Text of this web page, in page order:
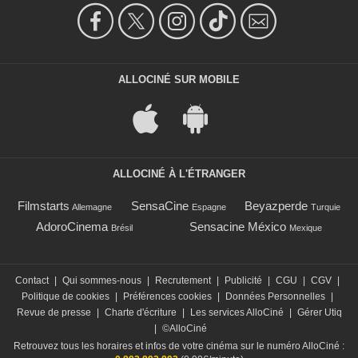
ALLOCINÉ SUR MOBILE
ALLOCINÉ À L'ÉTRANGER
Filmstarts Allemagne SensaCine Espagne Beyazperde Turquie
AdoroCinema Brésil Sensacine México Mexique
Contact Qui sommes-nous Recrutement Publicité CGU CGV
Politique de cookies
Préférences cookies Données Personnelles
Revue de presse
Charte d'écriture Les services AlloCiné
Gérer Utiq
©AlloCiné
Retrouvez tous les horaires et infos de votre cinéma sur le numéro AlloCiné :